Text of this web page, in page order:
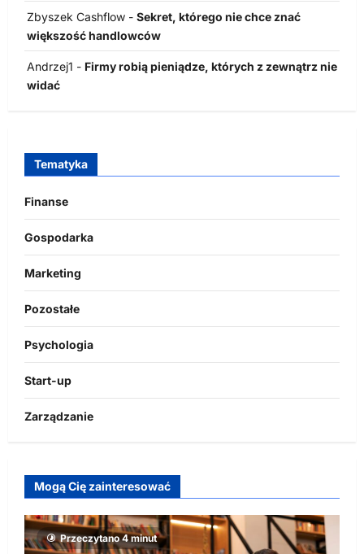
Zbyszek Cashflow - Sekret, którego nie chce znać
większość handlowców
Andrzej1 - Firmy robią pieniądze, których z zewnątrz nie
widać
Tematyka
Finanse
Gospodarka
Marketing
Pozostałe
Psychologia
Start-up
Zarządzanie
Mogą Cię zainteresować
Przeczytano 4 minut